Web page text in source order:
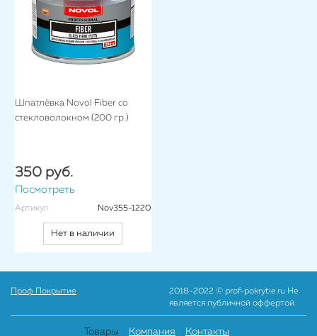
Шпатлёвка Novol Fiber со
стекловолокном (200 гр.)
350 руб.
Посмотреть
Артикул Nov355-1220
Нет в наличии
Проф Покрытие
2018-2022 © prof-pokrytie.ru Не
является публичной оффертой.
Товары Компания Контакты